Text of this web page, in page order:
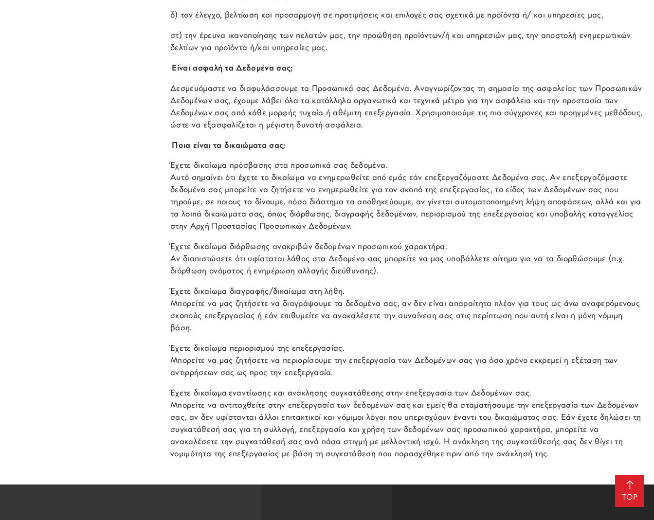
δ) τον έλεγχο, βελτίωση και προσαρμογή σε προτιμήσεις και επιλογές σας σχετικά με προϊόντα ή/ και υπηρεσίες μας,
στ) την έρευνα ικανοποίησης των πελατών μας, την προώθηση προϊόντων/ή και υπηρεσιών μας, την αποστολή ενημερωτικών
δελτίων για προϊόντα ή/και υπηρεσίες μας.
Είναι ασφαλή τα Δεδομένα σας;
Δεσμευόμαστε να διαφυλάσσουμε τα Προσωπικά σας Δεδομένα. Αναγνωρίζοντας τη σημασία της ασφαλείας των Προσωπικών
Δεδομένων σας, έχουμε λάβει όλα τα κατάλληλα οργανωτικά και τεχνικά μέτρα για την ασφάλεια και την προστασία των
Δεδομένων σας από κάθε μορφής τυχαία ή αθέμιτη επεξεργασία. Χρησιμοποιούμε τις πιο σύγχρονες και προηγμένες μεθόδους,
ώστε να εξασφαλίζεται η μέγιστη δυνατή ασφάλεια.
Ποια είναι τα δικαιώματα σας;
Έχετε δικαίωμα πρόσβασης στα προσωπικά σας δεδομένα.
Αυτό σημαίνει ότι έχετε το δικαίωμα να ενημερωθείτε από εμάς εάν επεξεργαζόμαστε Δεδομένα σας. Αν επεξεργαζόμαστε
δεδομένα σας μπορείτε να ζητήσετε να ενημερωθείτε για τον σκοπό της επεξεργασίας, το είδος των Δεδομένων σας που
τηρούμε, σε ποιους τα δίνουμε, πόσο διάστημα τα αποθηκεύουμε, αν γίνεται αυτοματοποιημένη λήψη αποφάσεων, αλλά και για
τα λοιπά δικαιώματα σας, όπως διόρθωσης, διαγραφής δεδομένων, περιορισμού της επεξεργασίας και υποβολής καταγγελίας
στην Αρχή Προστασίας Προσωπικών Δεδομένων.
Έχετε δικαίωμα διόρθωσης ανακριβών δεδομένων προσωπικού χαρακτήρα.
Αν διαπιστώσετε ότι υφίσταται λάθος στα Δεδομένα σας μπορείτε να μας υποβάλλετε αίτημα για να τα διορθώσουμε (π.χ.
διόρθωση ονόματος ή ενημέρωση αλλαγής διεύθυνσης).
Έχετε δικαίωμα διαγραφής/δικαίωμα στη λήθη.
Μπορείτε να μας ζητήσετε να διαγράψουμε τα δεδομένα σας, αν δεν είναι απαραίτητα πλέον για τους ως άνω αναφερόμενους
σκοπούς επεξεργασίας ή εάν επιθυμείτε να ανακαλέσετε την συναίνεση σας στις περίπτωση που αυτή είναι η μόνη νόμιμη
βάση.
Έχετε δικαίωμα περιορισμού της επεξεργασίας.
Μπορείτε να μας ζητήσετε να περιορίσουμε την επεξεργασία των Δεδομένων σας για όσο χρόνο εκκρεμεί η εξέταση των
αντιρρήσεων σας ως προς την επεξεργασία.
Έχετε δικαίωμα εναντίωσης και ανάκλησης συγκατάθεσης στην επεξεργασία των Δεδομένων σας.
Μπορείτε να αντιταχθείτε στην επεξεργασία των δεδομένων σας και εμείς θα σταματήσουμε την επεξεργασία των Δεδομένων
σας, αν δεν υφίστανται άλλοι επιτακτικοί και νόμιμοι λόγοι που υπερισχύουν έναντι του δικαιώματος σας. Εάν έχετε δηλώσει τη
συγκατάθεσή σας για τη συλλογή, επεξεργασία και χρήση των δεδομένων σας προσωπικού χαρακτήρα, μπορείτε να
ανακαλέσετε την συγκατάθεσή σας ανά πάσα στιγμή με μελλοντική ισχύ. Η ανάκληση της συγκατάθεσής σας δεν θίγει τη
νομιμότητα της επεξεργασίας με βάση τη συγκατάθεση που παρασχέθηκε πριν από την ανάκλησή της.
TOP